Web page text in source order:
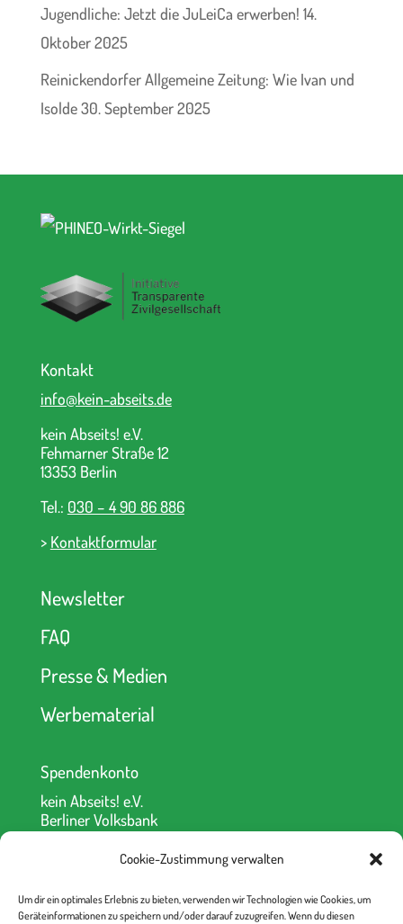
Cookie-Zustimmung verwalten
Um dir ein optimales Erlebnis zu bieten, verwenden wir Technologien wie Cookies, um
Geräteinformationen zu speichern und/oder darauf zuzugreifen. Wenn du diesen
Jugendliche: Jetzt die JuLeiCa erwerben! 14.
Oktober 2025
Reinickendorfer Allgemeine Zeitung: Wie Ivan und
Isolde30. September 2025
Kontakt
info@kein-abseits.de
kein Abseits! e.V.
Fehmarner Straße 12
13353 Berlin
Tel.: 030 – 4 90 86 886
> Kontaktformular
Newsletter
FAQ
Presse & Medien
Werbematerial
Spendenkonto
kein Abseits! e.V.
Berliner Volksbank
IBAN: DE52 1009 0000 2335 6330 00
BIC: BEVODEBB